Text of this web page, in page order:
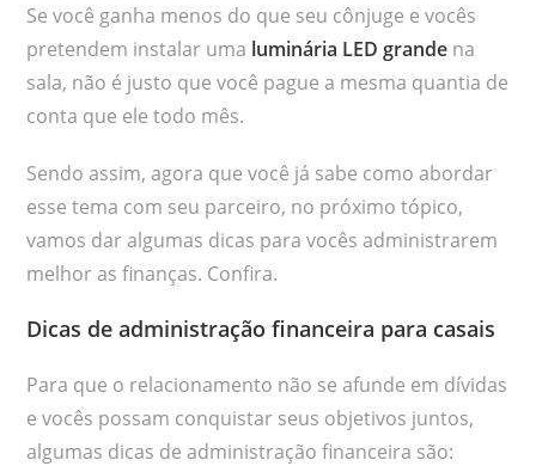
Se você ganha menos do que seu cônjuge e vocês
pretendem instalar uma luminária LED grande na
sala, não é justo que você pague a mesma quantia de
conta que ele todo mês.
Sendo assim, agora que você já sabe como abordar
esse tema com seu parceiro, no próximo tópico,
vamos dar algumas dicas para vocês administrarem
melhor as finanças. Confira.
Dicas de administração financeira para casais
Para que o relacionamento não se afunde em dívidas
e vocês possam conquistar seus objetivos juntos,
algumas dicas de administração financeira são: